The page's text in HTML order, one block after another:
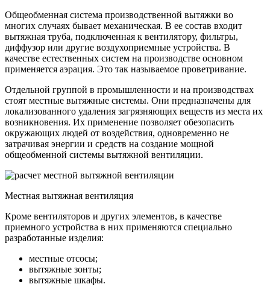
Общеобменная система производственной вытяжки во
многих случаях бывает механическая. В ее состав входит
вытяжная труба, подключенная к вентилятору, фильтры,
диффузор или другие воздухоприемные устройства. В
качестве естественных систем на производстве основном
применяется аэрация. Это так называемое проветривание.
Отдельной группой в промышленности и на производствах
стоят местные вытяжные системы. Они предназначены для
локализованного удаления загрязняющих веществ из места их
возникновения. Их применение позволяет обезопасить
окружающих людей от воздействия, одновременно не
затрачивая энергии и средств на создание мощной
общеобменной системы вытяжной вентиляции.
Местная вытяжная вентиляция
Кроме вентиляторов и других элементов, в качестве
приемного устройства в них применяются специально
разработанные изделия:
местные отсосы;
вытяжные зонты;
вытяжные шкафы.